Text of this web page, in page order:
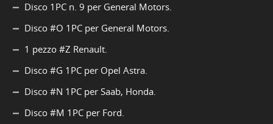
Disco 1PC n. 9 per General Motors.
Disco #O 1PC per General Motors.
1 pezzo #Z Renault.
Disco #G 1PC per Opel Astra.
Disco #N 1PC per Saab, Honda.
Disco #M 1PC per Ford.